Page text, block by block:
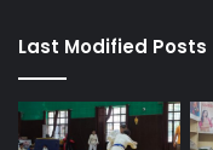
Last Modified Posts